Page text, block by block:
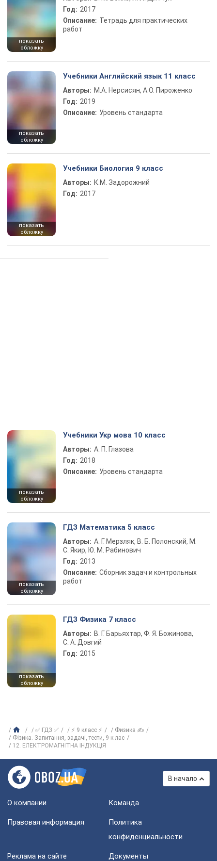
показать
обложку
Год: 2017
Описание: Тетрадь для практических
работ
показать
обложку
Учебники Английский язык 11 класс
Авторы: М.А. Нерсисян, А.О. Пироженко
Год: 2019
Описание: Уровень стандарта
показать
обложку
Учебники Биология 9 класс
Авторы: К.М. Задорожний
Год: 2017
показать
обложку
Учебники Укр мова 10 класс
Авторы: А. П. Глазова
Год: 2018
Описание: Уровень стандарта
показать
обложку
ГДЗ Математика 5 класс
Авторы: А. Г. Мерзляк, В. Б. Полонский, М.
С. Якир, Ю. М. Рабинович
Год: 2013
Описание: Сборник задач и контрольных
работ
показать
обложку
ГДЗ Физика 7 класс
Авторы: В. Г. Барьяхтар, Ф. Я. Божинова,
С. А. Довгий
Год: 2015
✅ ГДЗ ✅ ⚡ 9 класс ⚡
Физика ✍
Фізика. Запитання, задачі, тести, 9 к лас
12. ЕЛЕКТРОМАГНIТНА IНДУКЦIЯ
В начало
О компании Команда
Правовая информация
Политика
конфиденциальности
Реклама на сайте Документы